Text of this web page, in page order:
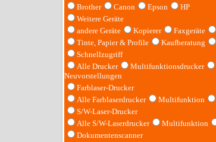
Brother
Canon Epson
HP
Weitere Geräte
andere Geräte
Kopierer Faxgeräte
Tinte, Papier & Profile
Kaufberatung
Schnellzugriff
Alle Drucker
Multifunktionsdrucker
Neuvorstellungen
Farblaser-Drucker
Alle Farblaserdrucker
Multifunktion
S/W-Laser-Drucker
Alle S/W-Laserdrucker
Multifunktion
Dokumentenscanner